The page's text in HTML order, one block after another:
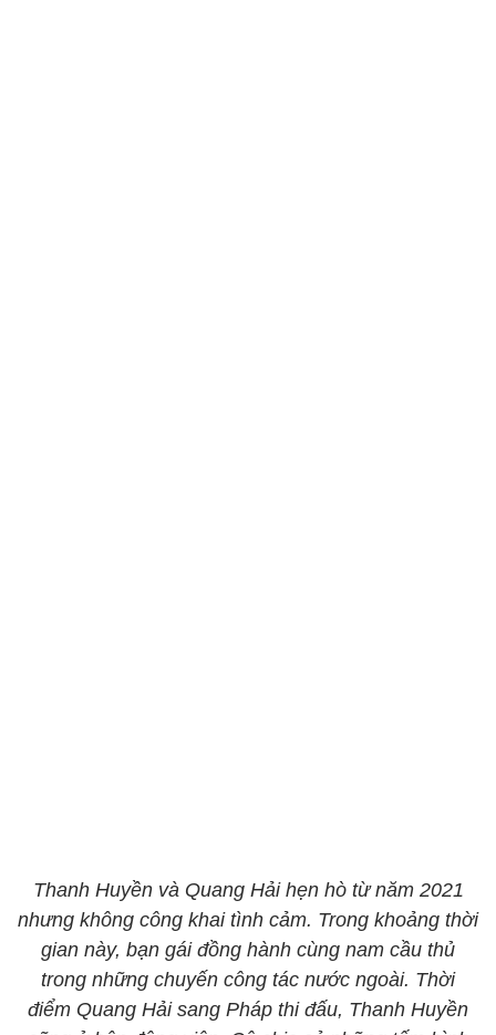
Thanh Huyền và Quang Hải hẹn hò từ năm 2021
nhưng không công khai tình cảm. Trong khoảng thời
gian này, bạn gái đồng hành cùng nam cầu thủ
trong những chuyến công tác nước ngoài. Thời
điểm Quang Hải sang Pháp thi đấu, Thanh Huyền